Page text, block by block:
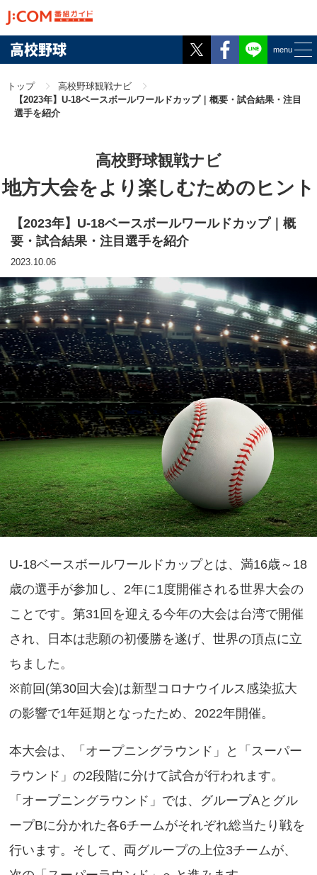
Twitter
Facebook
menu
高校野球
トップ
高校野球観戦ナビ
【2023年】U-18ベースボールワールドカップ｜概要・試合結果・注目
選手を紹介
高校野球観戦ナビ
地方大会をより楽しむためのヒント
【2023年】U-18ベースボールワールドカップ｜概
要・試合結果・注目選手を紹介
2023.10.06
U-18ベースボールワールドカップとは、満16歳～18
歳の選手が参加し、2年に1度開催される世界大会の
ことです。第31回を迎える今年の大会は台湾で開催
され、日本は悲願の初優勝を遂げ、世界の頂点に立
ちました。
※前回(第30回大会)は新型コロナウイルス感染拡大
の影響で1年延期となったため、2022年開催。
本大会は、「オープニングラウンド」と「スーパー
ラウンド」の2段階に分けて試合が行われます。
「オープニングラウンド」では、グループAとグル
ープBに分かれた各6チームがそれぞれ総当たり戦を
行います。そして、両グループの上位3チームが、